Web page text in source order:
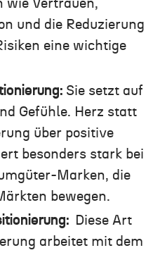
wie Vertrauen,
und die Reduzierung
eine wichtige
Sie setzt auf
Gefühle. Herz statt
über positive
besonders stark bei
Marken, die
bewegen.
Diese Art
arbeitet mit dem